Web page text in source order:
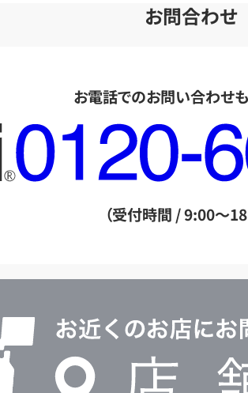
お問合わせ
お電話でのお問い合わせ
フ
リ
ー
ル
（受付時間 / 9:00～